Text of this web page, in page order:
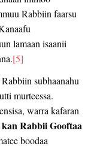
Rabbiin faarsu
lamaan isaanii
[5]
Rabbiin subhaanahu
murteessa.
warra kafaran
Rabbii Gooftaa
boodaa